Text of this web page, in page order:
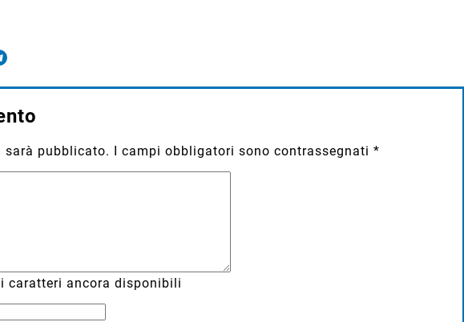
sarà pubblicato. I campi obbligatori sono contrassegnati *
caratteri ancora disponibili